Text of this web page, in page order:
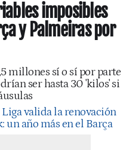
imposibles
y Palmeiras por
millones sí o sí por parte
ser hasta 30 'kilos' si
Liga valida la renovación
un año más en el Barça